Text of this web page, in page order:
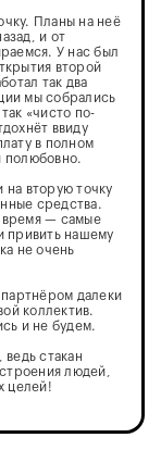
Планы на неё
и от
У нас был
второй
так два
мы собрались
«чисто по-
ввиду
в полном
полюбовно.
на вторую точку
средства.
время — самые
привить нашему
не очень
далеки
коллектив.
и не будем.
стакан
людей,
целей!